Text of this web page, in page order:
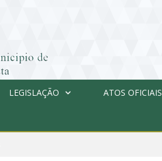
LEGISLAÇÃO ATOS OFICIAIS